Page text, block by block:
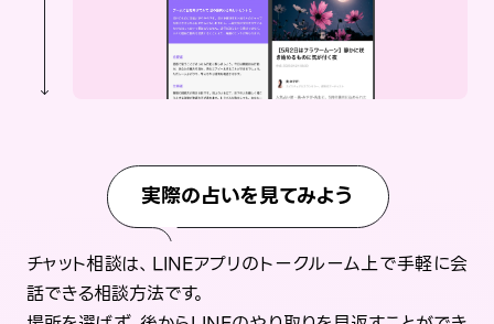
実際の占いを見てみよう
チャット相談は、LINEアプリのトークルーム上で手軽に会
話できる相談方法です。